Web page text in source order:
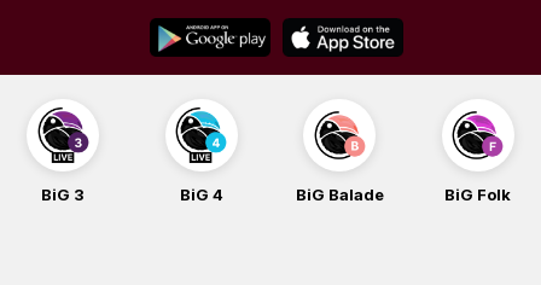
content
BiG 3 BiG 4 BiG Balade BiG Folk